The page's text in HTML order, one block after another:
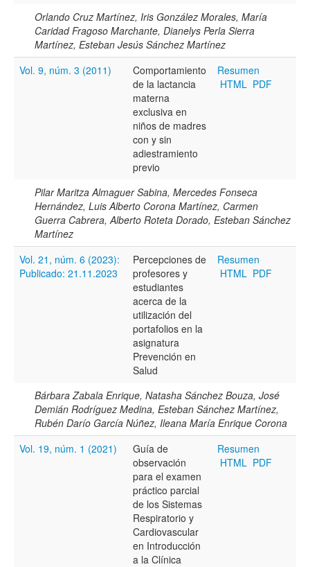
Fecha
De
Términos de indexación
Disciplinas
Cobertura
Todos los camps término del índice
Orlando Cruz Martínez, Iris González Morales, María
Caridad Fragoso Marchante, Dianelys Perla Sierra
Martínez, Esteban Jesús Sánchez Martínez
Vol. 9, núm. 3 (2011)
Comportamiento
de la lactancia
materna
exclusiva en
niños de madres
con y sin
adiestramiento
previo
Resumen
HTML PDF
Pilar Maritza Almaguer Sabina, Mercedes Fonseca
Hernández, Luis Alberto Corona Martínez, Carmen
Guerra Cabrera, Alberto Roteta Dorado, Esteban Sánchez
Martínez
Vol. 21, núm. 6 (2023):
Publicado: 21.11.2023
Percepciones de
profesores y
estudiantes
acerca de la
utilización del
portafolios en la
asignatura
Prevención en
Salud
Resumen
HTML PDF
Bárbara Zabala Enrique, Natasha Sánchez Bouza, José
Demián Rodríguez Medina, Esteban Sánchez Martínez,
Rubén Darío García Núñez, Ileana María Enrique Corona
Vol. 19, núm. 1 (2021)
Guía de
observación
para el examen
práctico parcial
de los Sistemas
Respiratorio y
Cardiovascular
en Introducción
a la Clínica
Resumen
HTML PDF